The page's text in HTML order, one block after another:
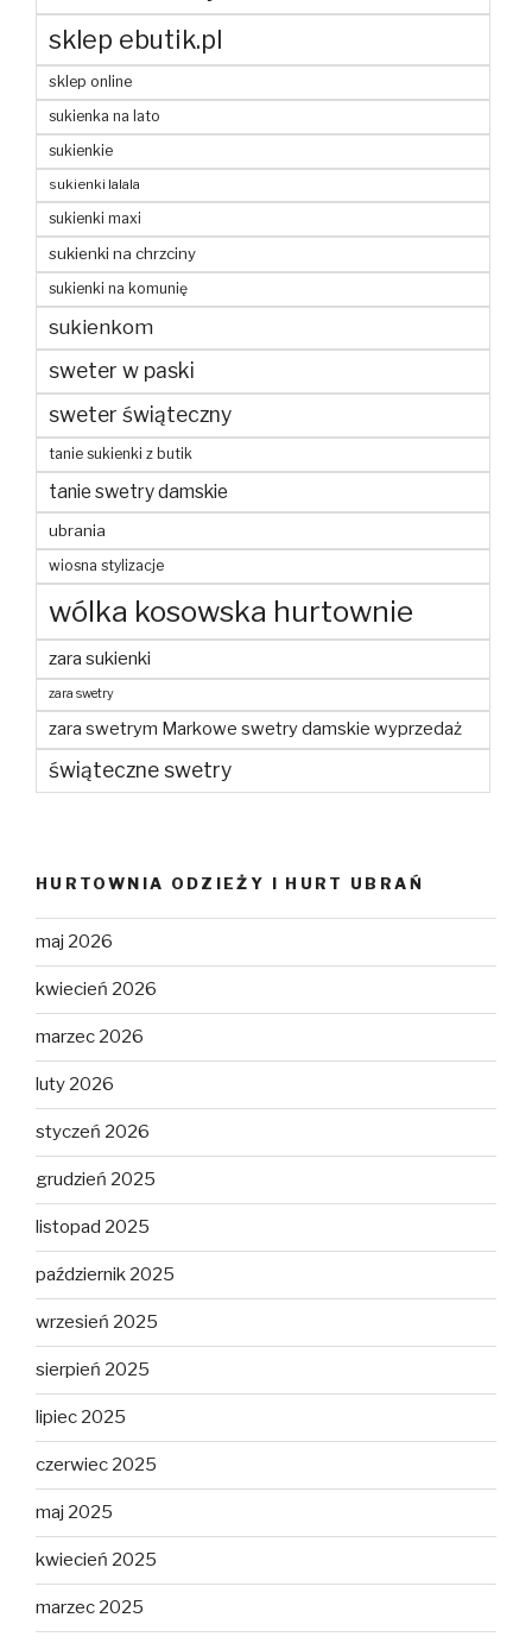
sklep ebutik.pl
sklep online
sukienka na lato
sukienkie
sukienki lalala
sukienki maxi
sukienki na chrzciny
sukienki na komunię
sukienkom
sweter w paski
sweter świąteczny
tanie sukienki z butik
tanie swetry damskie
ubrania
wiosna stylizacje
wólka kosowska hurtownie
zara sukienki
zara swetry
zara swetrym Markowe swetry damskie wyprzedaż
świąteczne swetry
HURTOWNIA ODZIEŻY I HURT UBRAŃ
maj 2026
kwiecień 2026
marzec 2026
luty 2026
styczeń 2026
grudzień 2025
listopad 2025
październik 2025
wrzesień 2025
sierpień 2025
lipiec 2025
czerwiec 2025
maj 2025
kwiecień 2025
marzec 2025